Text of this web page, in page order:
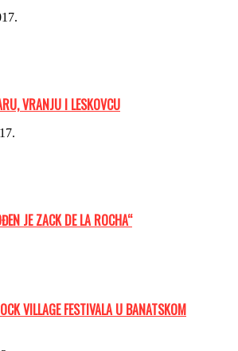
VRANJU I LESKOVCU
JE ZACK DE LA ROCHA“
VILLAGE FESTIVALA U BANATSKOM